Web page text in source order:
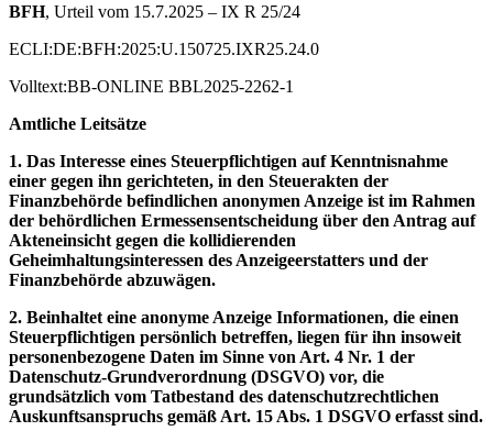
BFH, Urteil vom 15.7.2025 – IX R 25/24
ECLI:DE:BFH:2025:U.150725.IXR25.24.0
Volltext:BB-ONLINE BBL2025-2262-1
Amtliche Leitsätze
1. Das Interesse eines Steuerpflichtigen auf Kenntnisnahme
einer gegen ihn gerichteten, in den Steuerakten der
Finanzbehörde befindlichen anonymen Anzeige ist im Rahmen
der behördlichen Ermessensentscheidung über den Antrag auf
Akteneinsicht gegen die kollidierenden
Geheimhaltungsinteressen des Anzeigeerstatters und der
Finanzbehörde abzuwägen.
2. Beinhaltet eine anonyme Anzeige Informationen, die einen
Steuerpflichtigen persönlich betreffen, liegen für ihn insoweit
personenbezogene Daten im Sinne von Art. 4 Nr. 1 der
Datenschutz-Grundverordnung (DSGVO) vor, die
grundsätzlich vom Tatbestand des datenschutzrechtlichen
Auskunftsanspruchs gemäß Art. 15 Abs. 1 DSGVO erfasst sind.